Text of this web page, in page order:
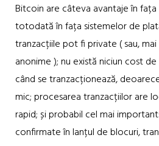
Bitcoin are câteva avantaje în
totodată în fața sistemelor de
tranzacțiile pot fi private ( sau, mai
anonime ); nu există niciun cost
când se tranzacționează,
mic; procesarea tranzacțiilor are
rapid; și probabil cel mai
confirmate în lanțul de blocuri,